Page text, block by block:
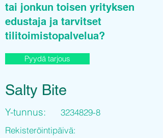
tai jonkun toisen yrityksen
edustaja ja tarvitset
tilitoimistopalvelua?
Pyydä tarjous
Salty Bite
Y-tunnus:
3234829-8
Rekisteröintipäivä: